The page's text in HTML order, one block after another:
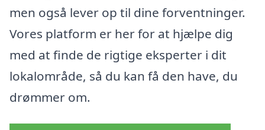
men også lever op til dine forventninger.
Vores platform er her for at hjælpe dig
med at finde de rigtige eksperter i dit
lokalområde, så du kan få den have, du
drømmer om.